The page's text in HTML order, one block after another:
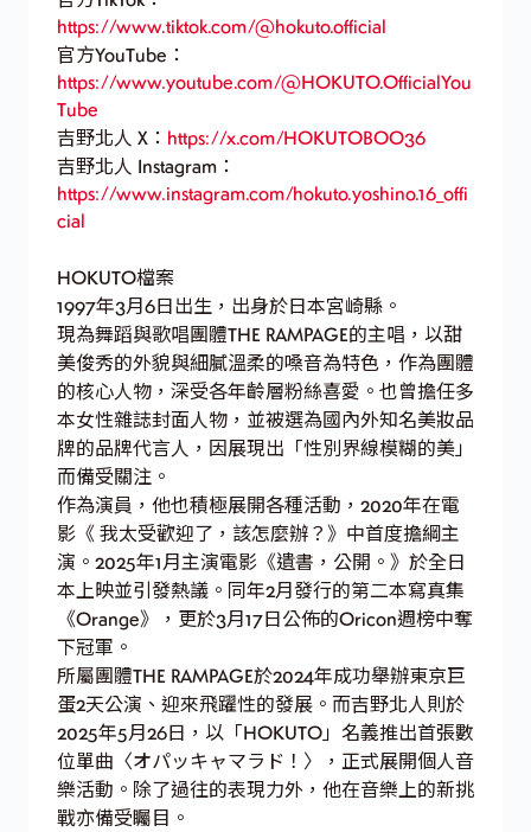
https://www.tiktok.com/@hokuto.official
官方YouTube：
https://www.youtube.com/@HOKUTO.OfficialYou
Tube
吉野北人 X： https://x.com/HOKUTOBOO36
吉野北人 Instagram：
https://www.instagram.com/hokuto.yoshino.16_offi
cial
HOKUTO檔案
1997年3月6日出生，出身於日本宮崎縣。
現為舞蹈與歌唱團體THE RAMPAGE的主唱，以甜
美俊秀的外貌與細膩溫柔的嗓音為特色，作為團體
的核心人物，深受各年齡層粉絲喜愛。也曾擔任多
本女性雜誌封面人物，並被選為國內外知名美妝品
牌的品牌代言人，因展現出「性別界線模糊的美」
而備受關注。
作為演員，他也積極展開各種活動，2020年在電
影《 我太受歡迎了，該怎麼辦？》中首度擔綱主
演。2025年1月主演電影《遺書，公開。》於全日
本上映並引發熱議。同年2月發行的第二本寫真集
《Orange》，更於3月17日公佈的Oricon週榜中奪
下冠軍。
所屬團體THE RAMPAGE於2024年成功舉辦東京巨
蛋2天公演、迎來飛躍性的發展。而吉野北人則於
2025年5月26日，以「HOKUTO」名義推出首張數
位單曲〈オパッキャマラド！〉，正式展開個人音
樂活動。除了過往的表現力外，他在音樂上的新挑
戰亦備受矚目。